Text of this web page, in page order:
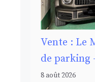
Vente : Le
de parking
8 août 2026